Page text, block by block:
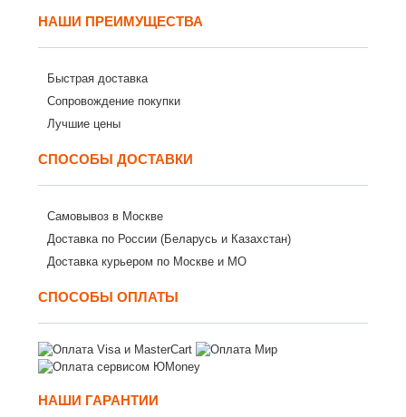
НАШИ ПРЕИМУЩЕСТВА
Быстрая доставка
Сопровождение покупки
Лучшие цены
СПОСОБЫ ДОСТАВКИ
Самовывоз в Москве
Доставка по России (Беларусь и Казахстан)
Доставка курьером по Москве и МО
СПОСОБЫ ОПЛАТЫ
НАШИ ГАРАНТИИ